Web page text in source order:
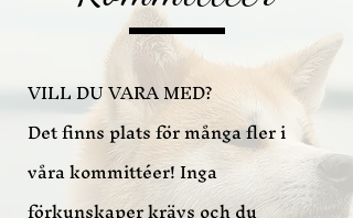
VILL DU VARA MED?
Det finns plats för många fler i
våra kommittéer! Inga